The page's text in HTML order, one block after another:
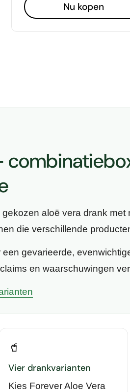
Nu kopen
aloë vera drank
die verschillende
gevarieerde,
en waarschuwingen
🥤
Vier drankvarianten
Kies Forever Aloe Vera